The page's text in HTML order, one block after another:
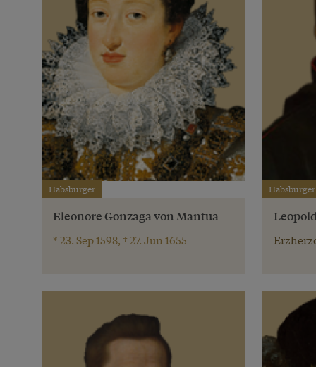
Habsburger
Eleonore Gonzaga von Mantua
* 23. Sep 1598, † 27. Jun 1655
Habsburger